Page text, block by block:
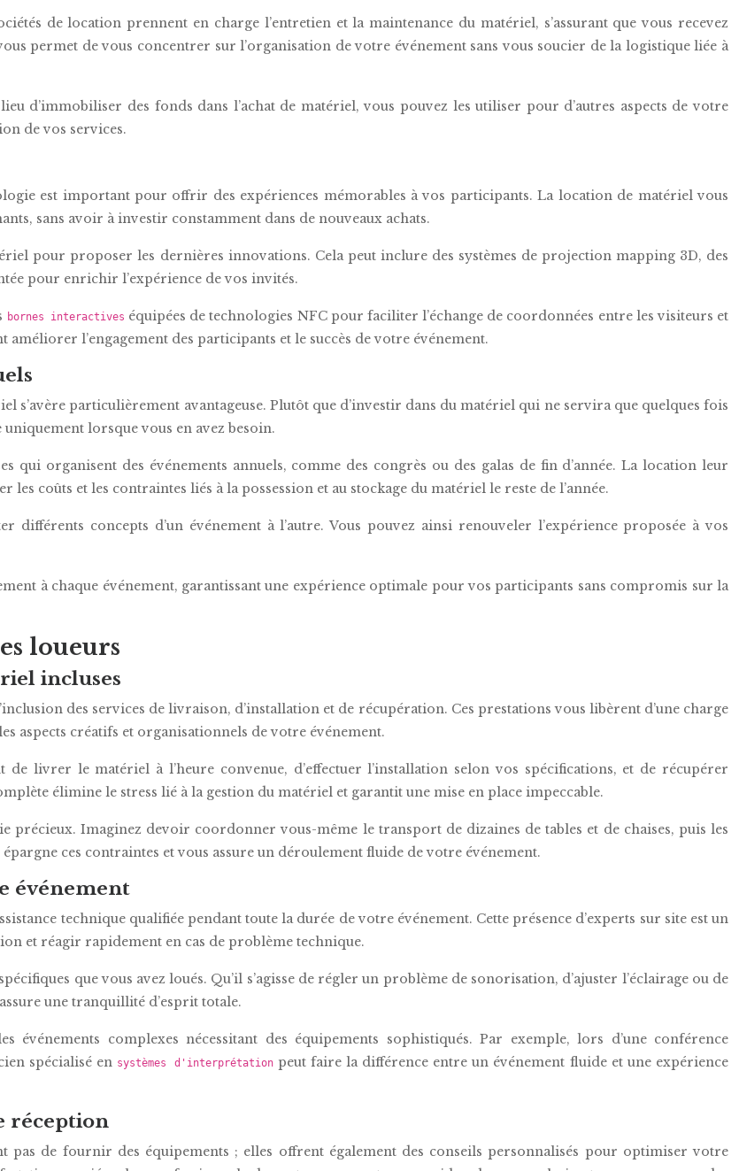
de location prennent en charge l’entretien et la maintenance du matériel, s’assurant que vous recevez
permet de vous concentrer sur l’organisation de votre événement sans vous soucier de la logistique liée à
d’immobiliser des fonds dans l’achat de matériel, vous pouvez les utiliser pour d’autres aspects de votre
de vos services.
est important pour offrir des expériences mémorables à vos participants. La location de matériel vous
sans avoir à investir constamment dans de nouveaux achats.
pour proposer les dernières innovations. Cela peut inclure des systèmes de projection mapping 3D, des
pour enrichir l’expérience de vos invités.
bornes interactives équipées de technologies NFC pour faciliter l’échange de coordonnées entre les visiteurs et
l’engagement des participants et le succès de votre événement.
s’avère particulièrement avantageuse. Plutôt que d’investir dans du matériel qui ne servira que quelques fois
lorsque vous en avez besoin.
organisent des événements annuels, comme des congrès ou des galas de fin d’année. La location leur
coûts et les contraintes liés à la possession et au stockage du matériel le reste de l’année.
concepts d’un événement à l’autre. Vous pouvez ainsi renouveler l’expérience proposée à vos
à chaque événement, garantissant une expérience optimale pour vos participants sans compromis sur la
loueurs
incluses
des services de livraison, d’installation et de récupération. Ces prestations vous libèrent d’une charge
aspects créatifs et organisationnels de votre événement.
livrer le matériel à l’heure convenue, d’effectuer l’installation selon vos spécifications, et de récupérer
élimine le stress lié à la gestion du matériel et garantit une mise en place impeccable.
précieux. Imaginez devoir coordonner vous-même le transport de dizaines de tables et de chaises, puis les
ces contraintes et vous assure un déroulement fluide de votre événement.
événement
technique qualifiée pendant toute la durée de votre événement. Cette présence d’experts sur site est un
et réagir rapidement en cas de problème technique.
que vous avez loués. Qu’il s’agisse de régler un problème de sonorisation, d’ajuster l’éclairage ou de
une tranquillité d’esprit totale.
événements complexes nécessitant des équipements sophistiqués. Par exemple, lors d’une conférence
spécialisé en systèmes d'interprétationpeut faire la différence entre un événement fluide et une expérience
réception
pas de fournir des équipements ; elles offrent également des conseils personnalisés pour optimiser votre